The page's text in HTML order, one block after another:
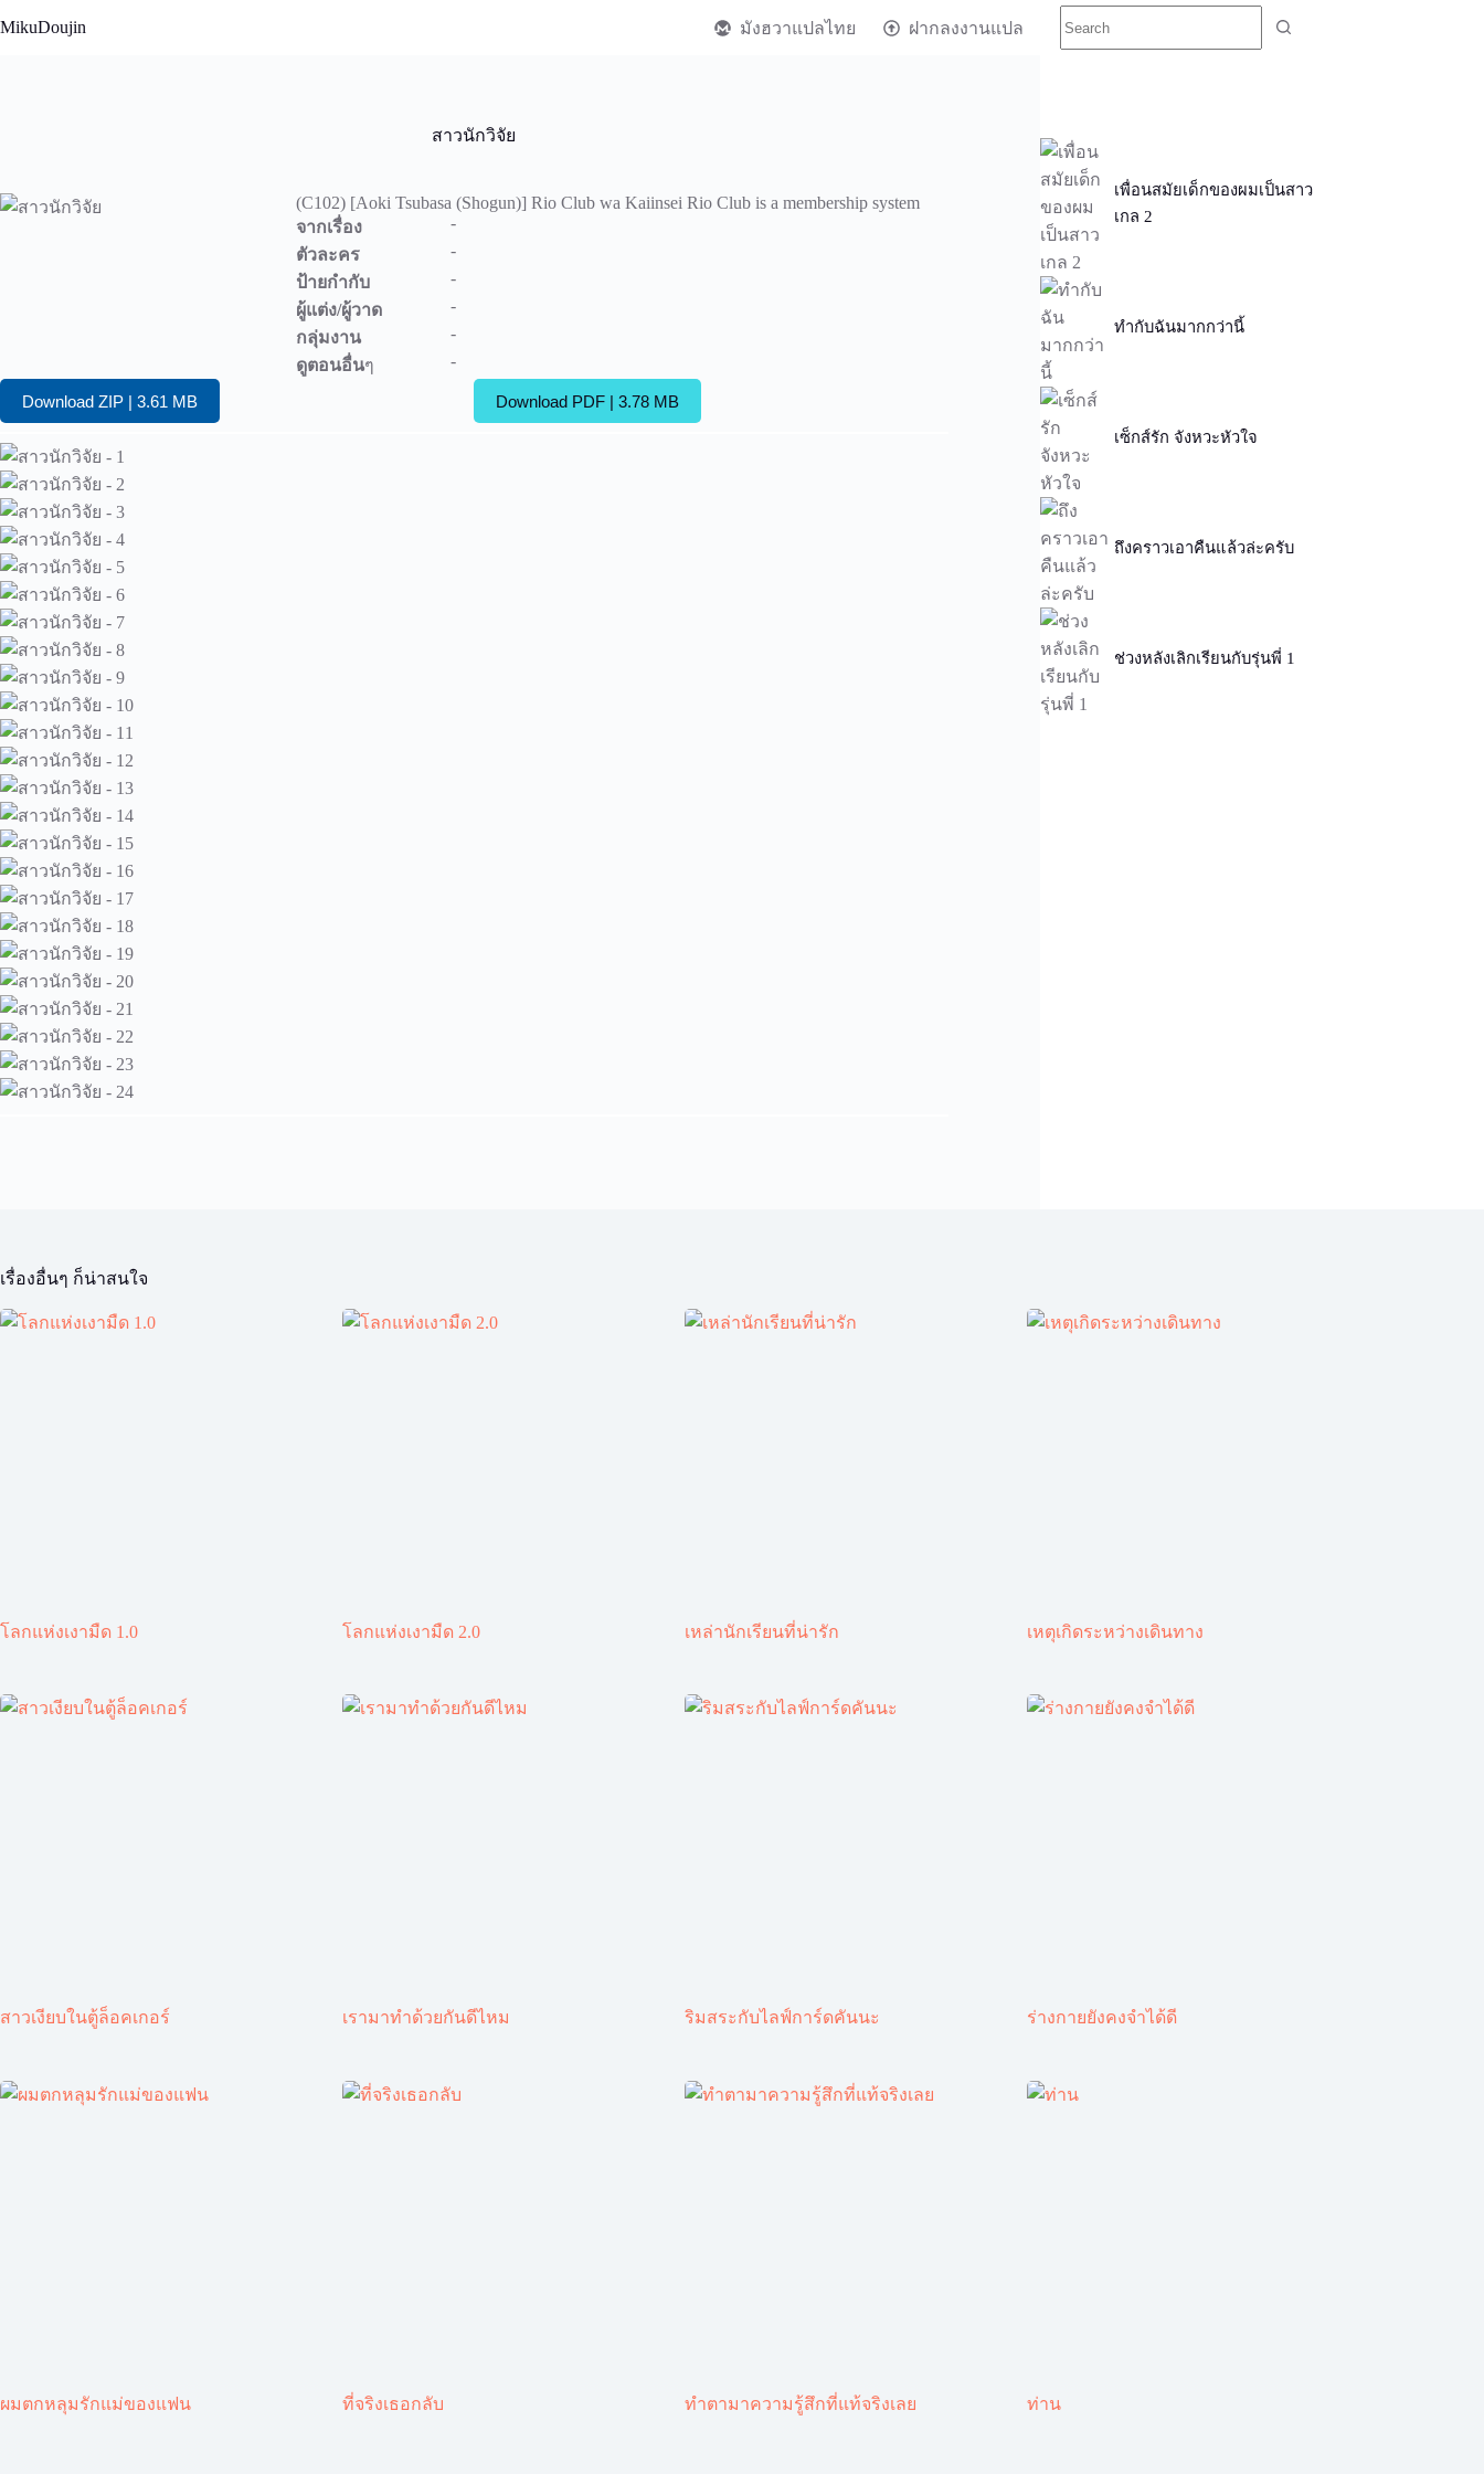
to
MikuDoujin มังฮวาแปลไทย ฝากลงงานแปล
สาวนักวิจัย
(C102) [Aoki Tsubasa (Shogun)] Rio Club wa Kaiinsei Rio Club is a membership system
จากเรื่อง
-
ตัวละคร
-
ป้ายกำกับ
-
ผู้แต่ง/ผู้วาด
-
กลุ่มงาน
-
ดูตอนอื่นๆ -
Download ZIP | 3.61 MB Download PDF | 3.78 MB
เพื่อนสมัยเด็กของผมเป็นสาว
เกล 2
ทำกับฉันมากกว่านี้
เซ็กส์รัก จังหวะหัวใจ
ถึงคราวเอาคืนแล้วล่ะครับ
ช่วงหลังเลิกเรียนกับรุ่นพี่ 1
เรื่องอื่นๆ ก็น่าสนใจ
โลกแห่งเงามืด 1.0 โลกแห่งเงามืด 2.0 เหล่านักเรียนที่น่ารัก เหตุเกิดระหว่างเดินทาง
สาวเงียบในตู้ล็อคเกอร์ เรามาทำด้วยกันดีไหม ริมสระกับไลฟ์การ์ดคันนะ ร่างกายยังคงจำได้ดี
ผมตกหลุมรักแม่ของแฟน ที่จริงเธอกลับ ทำตามาความรู้สึกที่แท้จริงเลย ท่าน